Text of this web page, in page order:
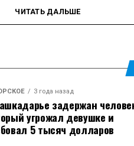
для выборов.
относятся к HTS, ранее
независимо от их
мигрантов,
ЧИТАТЬ ДАЛЬШЕ
3 года назад
задержан
угрожал девушке и
5 тысяч долларов